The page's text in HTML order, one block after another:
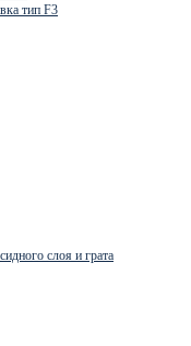
тип F3
слоя и грата